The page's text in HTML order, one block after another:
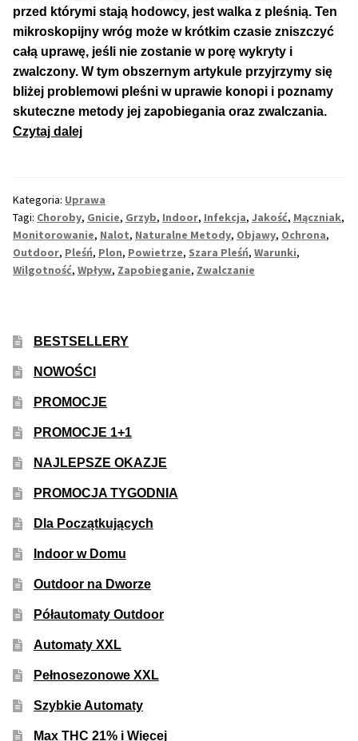
Max THC 21% i Więcej
Odporne Odmiany
Medyczne Odmiany
Przewaga Indica
Przewaga Sativa
50% Indica i 50% Sativa
Duże Oryginalne Opakowania
TOP 10 Auto
TOP 10 Outdoor
Producenci Nasion
Fajki Wodne
Inne Akcesoria
przed którymi stają hodowcy, jest walka z pleśnią. Ten
mikroskopijny wróg może w krótkim czasie zniszczyć
całą uprawę, jeśli nie zostanie w porę wykryty i
zwalczony. W tym obszernym artykule przyjrzymy się
bliżej problemowi pleśni w uprawie konopi i poznamy
skuteczne metody jej zapobiegania oraz zwalczania.
Czytaj dalejPleśń
Zwalczanie
w
Uprawie
Roślin
Kategoria: Uprawa
Tagi: Choroby, Gnicie, Grzyb, Indoor, Infekcja, Jakość, Mączniak,
Monitorowanie, Nalot, Naturalne Metody, Objawy, Ochrona,
Outdoor, Pleśń, Plon, Powietrze, Szara Pleśń, Warunki,
Wilgotność, Wpływ, Zapobieganie, Zwalczanie
BESTSELLERY
NOWOŚCI
PROMOCJE
PROMOCJE 1+1
NAJLEPSZE OKAZJE
PROMOCJA TYGODNIA
Dla Początkujących
Indoor w Domu
Outdoor na Dworze
Półautomaty Outdoor
Automaty XXL
Pełnosezonowe XXL
Szybkie Automaty
Max THC 21% i Więcej